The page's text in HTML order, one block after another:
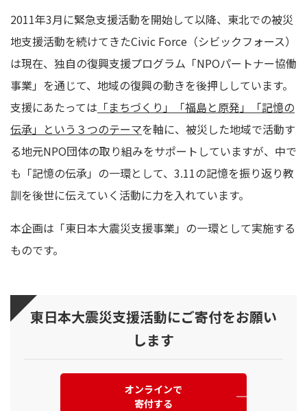
2011年3月に緊急支援活動を開始して以降、東北での被災
地支援活動を続けてきたCivic Force（シビックフォース）
は現在、 独自の復興支援プログラム「NPOパートナー協働
事業」を通じて、地域の復興の動きを後押ししています。
支援にあたっては 「まちづくり」「福島と原発」「記憶の
伝承」という３つのテーマを軸に、被災した地域で活動す
る地元NPO団体の取り組みをサポートしていますが、中で
も「記憶の伝承」の一環として、 3.11の記憶を振り返り教
訓を後世に伝えていく活動に力を入れています。
本企画は「東日本大震災支援事業」の一環として実施する
ものです。
東日本大震災支援活動にご寄付をお願い
します
オンラインで
寄付する